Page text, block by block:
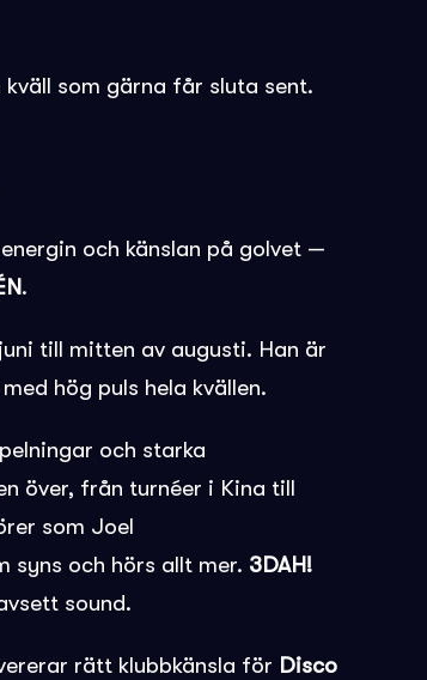
som gärna får sluta sent.
och känslan på golvet —
.
till mitten av augusti. Han är
hög puls hela kvällen.
och starka
över, från turnéer i Kina till
som Joel
syns och hörs allt mer. 3DAH!
sound.
rätt klubbkänsla för Disco